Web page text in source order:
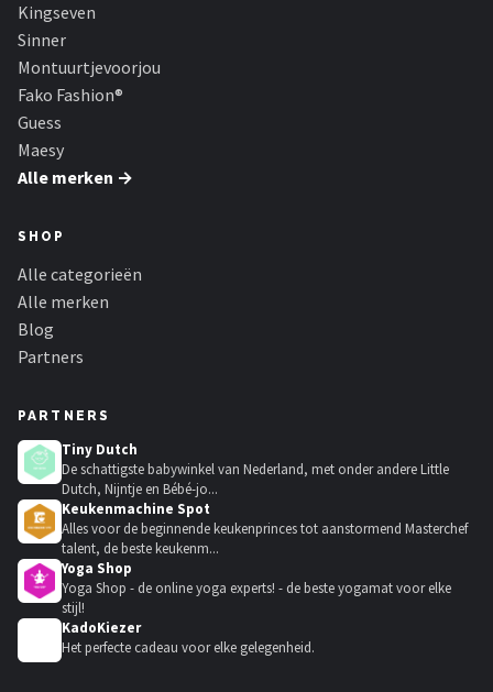
Kingseven
Sinner
Montuurtjevoorjou
Fako Fashion®
Guess
Maesy
Alle merken →
SHOP
Alle categorieën
Alle merken
Blog
Partners
PARTNERS
Tiny Dutch
De schattigste babywinkel van Nederland, met onder andere Little
Dutch, Nijntje en Bébé-jo...
Keukenmachine Spot
Alles voor de beginnende keukenprinces tot aanstormend Masterchef
talent, de beste keukenm...
Yoga Shop
Yoga Shop - de online yoga experts! - de beste yogamat voor elke
stijl!
KadoKiezer
Het perfecte cadeau voor elke gelegenheid.